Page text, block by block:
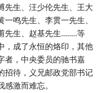
先生、汪少伦先生、王大
鸣先生、李贯一先生、
先生、赵基先生........等
，成了永恒的烙印，其他
者，中央委员的驰书嘉
招待，义兄邮政党部书记
激而难忘。